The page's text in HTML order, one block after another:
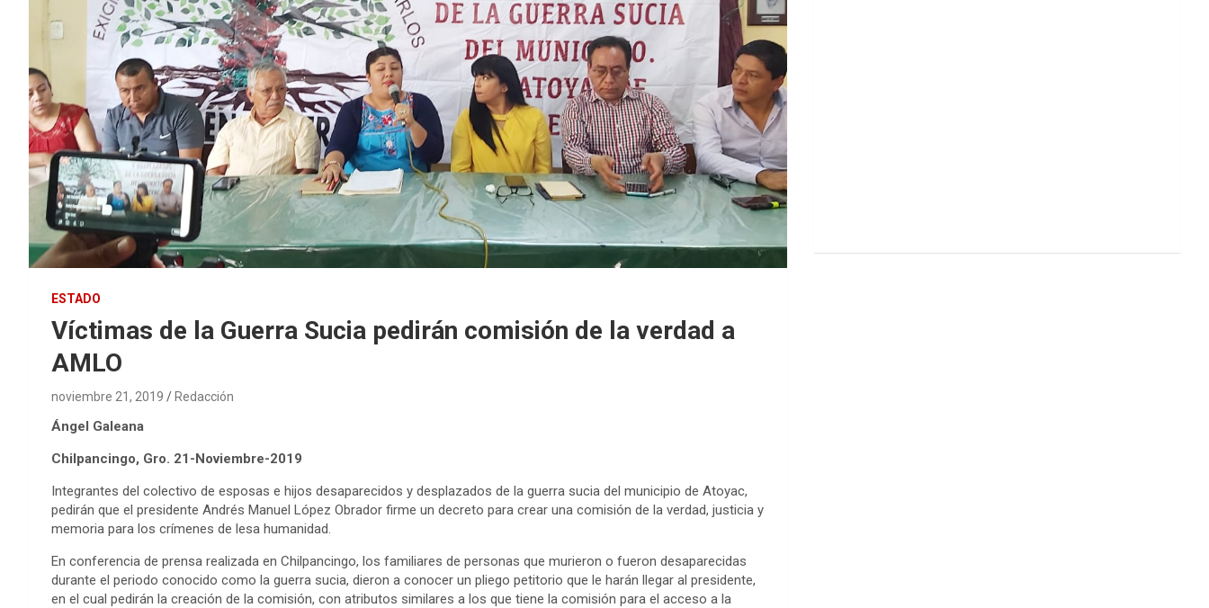
ESTADO
Víctimas de la Guerra Sucia pedirán comisión de la verdad a
AMLO
noviembre 21, 2019 Redacción
Ángel Galeana
Chilpancingo, Gro. 21-Noviembre-2019
Integrantes del colectivo de esposas e hijos desaparecidos y desplazados de la guerra sucia del municipio de Atoyac,
pedirán que el presidente Andrés Manuel López Obrador firme un decreto para crear una comisión de la verdad, justicia y
memoria para los crímenes de lesa humanidad.
En conferencia de prensa realizada en Chilpancingo, los familiares de personas que murieron o fueron desaparecidas
durante el periodo conocido como la guerra sucia, dieron a conocer un pliego petitorio que le harán llegar al presidente,
en el cual pedirán la creación de la comisión, con atributos similares a los que tiene la comisión para el acceso a la